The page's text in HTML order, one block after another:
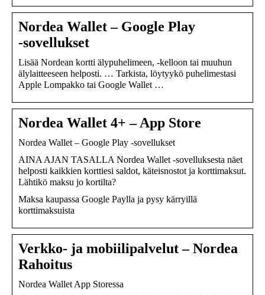
Nordea Wallet – Google Play
‑sovellukset
Lisää Nordean kortti älypuhelimeen, -kelloon tai muuhun
älylaitteeseen helposti. … Tarkista, löytyykö puhelimestasi
Apple Lompakko tai Google Wallet …
Nordea Wallet 4+ – App Store
Nordea Wallet – Google Play ‑sovellukset
AINA AJAN TASALLA Nordea Wallet -sovelluksesta näet
helposti kaikkien korttiesi saldot, käteisnostot ja korttimaksut.
Lähtikö maksu jo kortilta?
Maksa kaupassa Google Paylla ja pysy kärryillä
korttimaksuista
Verkko- ja mobiilipalvelut – Nordea
Rahoitus
‎Nordea Wallet App Storessa